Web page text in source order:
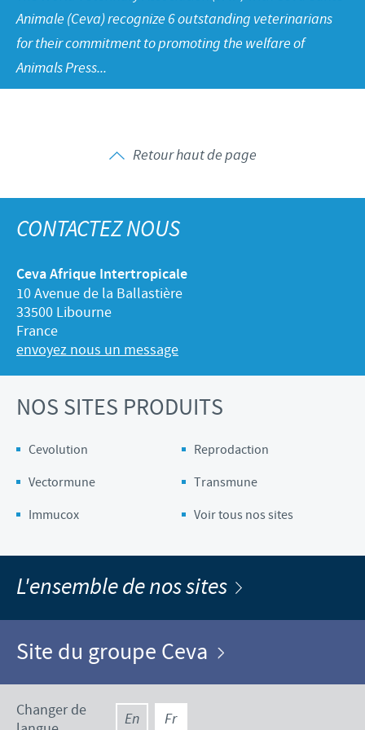
Avantages du poussin Ceva Inside
Vaccins couvoirs
Communiqué de presse
Importance de la responsabilité
Programmes de soutien
Business et partenariat scientifique
CARRIERE
Offres d'emploi
CONTACTEZ-NOUS
Animale (Ceva) recognize 6 outstanding veterinarians
for their commitment to promoting the welfare of
Animals Press...
Retour haut de page
CONTACTEZ NOUS
Ceva Afrique Intertropicale
10 Avenue de la Ballastière
33500 Libourne
France
envoyez nous un message
NOS SITES PRODUITS
Cevolution
Reprodaction
Vectormune
Transmune
Immucox
Voir tous nos sites
L'ensemble de nos sites
Site du groupe Ceva
Changer de
En Fr